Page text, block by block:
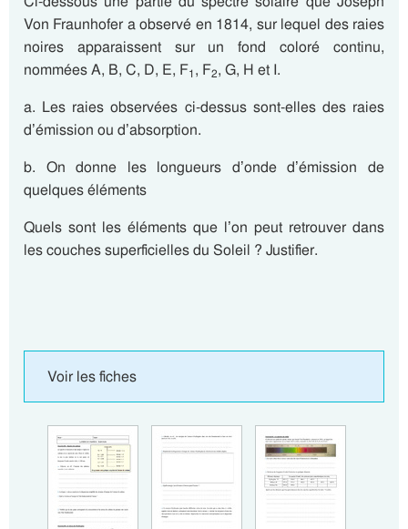
Von Fraunhofer a observé en 1814, sur lequel des raies
noires apparaissent sur un fond coloré continu,
nommées A, B, C, D, E, F1, F2, G, H et I.
a. Les raies observées ci-dessus sont-elles des raies
d’émission ou d’absorption.
b. On donne les longueurs d’onde d’émission de
quelques éléments
Quels sont les éléments que l’on peut retrouver dans
les couches superficielles du Soleil ? Justifier.
Voir les fiches